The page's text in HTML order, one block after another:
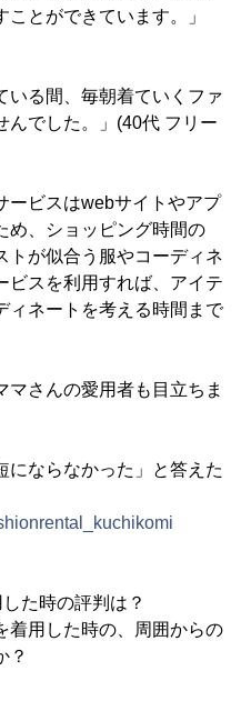
とができています。」
いる間、毎朝着ていくファ
んでした。」(40代 フリー
ービスはwebサイトやアプ
め、ショッピング時間の
トが似合う服やコーディネ
ビスを利用すれば、アイテ
ィネートを考える時間まで
マさんの愛用者も目立ちま
ならなかった」と答えた
た時の評判は？
着用した時の、周囲からの
？